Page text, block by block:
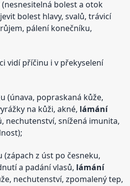
bolest a otok
bolest hlavy, svalů, trávicí
pálení konečníku,
vidí příčinu i v překyselení
(únava, popraskaná kůže,
na kůži, akné, lámání
nechutenství, snížená imunita,
(zápach z úst po česneku,
a padání vlasů, lámání
nechutenství, zpomalený tep,